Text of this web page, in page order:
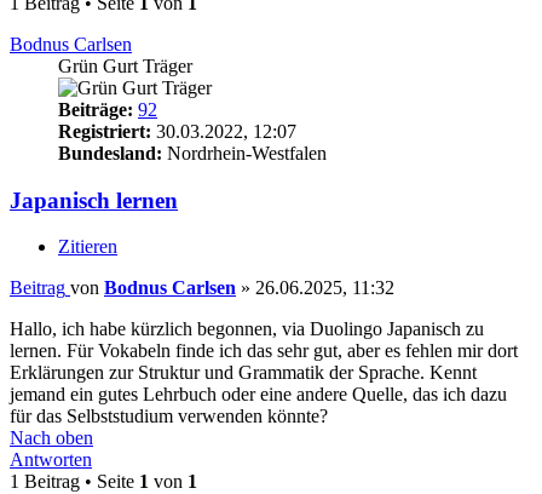
Bodnus Carlsen
Grün Gurt Träger
Beiträge: 92
Registriert: 30.03.2022, 12:07
Bundesland: Nordrhein-Westfalen
Japanisch lernen
Zitieren
Beitrag von Bodnus Carlsen » 26.06.2025, 11:32
Hallo, ich habe kürzlich begonnen, via Duolingo Japanisch zu
lernen. Für Vokabeln finde ich das sehr gut, aber es fehlen mir dort
Erklärungen zur Struktur und Grammatik der Sprache. Kennt
jemand ein gutes Lehrbuch oder eine andere Quelle, das ich dazu
für das Selbststudium verwenden könnte?
Nach oben
Antworten
1 Beitrag • Seite 1 von 1